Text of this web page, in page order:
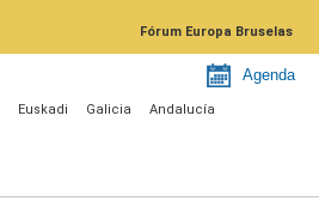
Fórum Europa Bruselas
Agenda
Euskadi Galicia Andalucía